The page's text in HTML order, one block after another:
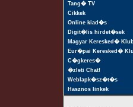
Tang� TV
Cikkek
Online kiad�s
Digit�lis hirdet�sek
Magyar Keresked�
Eur�pai Keresked�
C�gkeres�
�zleti Chat!
Weblapk�sz�t�s
Hasznos linkek